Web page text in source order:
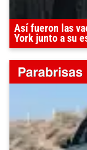
Así fueron las
York junto a su